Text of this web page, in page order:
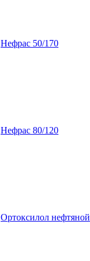
Нефрас 50/170
Нефрас 80/120
Ортоксилол нефтяной